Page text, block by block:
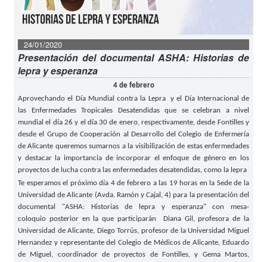
24/01/2020
Presentación del documental ASHA: Historias de
lepra y esperanza
4 de febrero
Aprovechando el
Día Mundial contra la Lepra y el
Día Internacional de
las Enfermedades Tropicales Desatendidas que se celebran a nivel
mundial el día 26 y el día 30 de enero, respectivamente, desde Fontilles y
desde el Grupo de Cooperación al Desarrollo del Colegio de Enfermería
de Alicante queremos sumarnos a la visibilización de estas enfermedades
y destacar la importancia de incorporar el enfoque de género en los
proyectos de lucha contra las enfermedades desatendidas, como la lepra
Te esperamos el próximo día 4 de febreroa las 19 horas en la Sede de la
Universidad de Alicante (Avda. Ramón y Cajal, 4) para la presentación del
documental "ASHA: Historias de lepra y esperanza"con mesa-
coloquio posterior en la que participarán Diana Gil, profesora de la
Universidad de Alicante, Diego Torrús, profesor de la Universidad Miguel
Hernandez y representante del Colegio de Médicos de Alicante, Eduardo
de Miguel, coordinador de proyectos de Fontilles, y Gema Martos,